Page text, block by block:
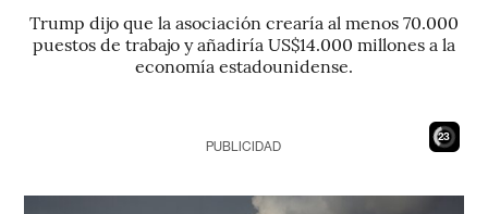
Trump dijo que la asociación crearía al menos 70.000
puestos de trabajo y añadiría US$14.000 millones a la
economía estadounidense.
22
PUBLICIDAD